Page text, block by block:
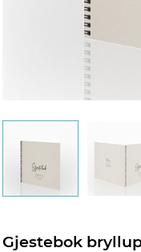
Gjestebok